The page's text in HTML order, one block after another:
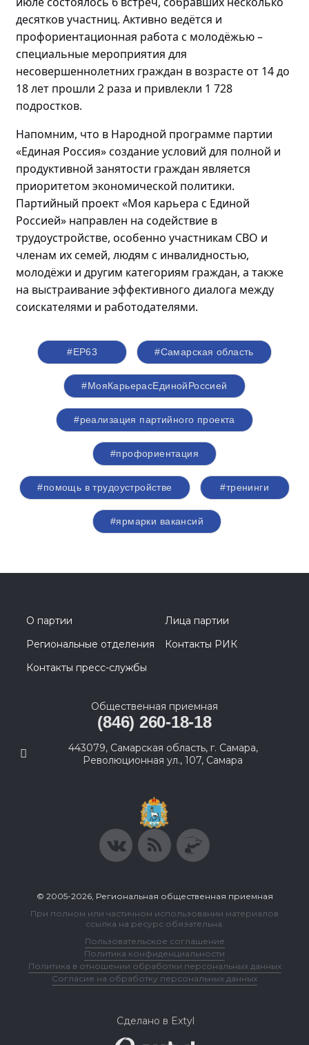
десятков участниц. Активно ведётся и
профориентационная работа с молодёжью–
специальные мероприятия для
несовершеннолетних граждан в возрасте от 14 до
18 лет прошли 2 раза и привлекли 1 728
подростков.
Напомним, что в Народной программе партии
«Единая Россия» создание условий для полной и
продуктивной занятости граждан является
приоритетом экономической политики.
Партийный проект «Моя карьера с Единой
Россией» направлен на содействие в
трудоустройстве, особенно участникам СВО и
членам их семей, людям с инвалидностью,
молодёжи и другим категориям граждан, а также
на выстраивание эффективного диалога между
соискателями и работодателями.
#ЕР63 #Самарская область
#МояКарьерасЕдинойРоссией
#реализация партийного проекта
#профориентация
#помощь в трудоустройстве #тренинги
#ярмарки вакансий
О партии
Лица партии
Региональные отделения
Контакты РИК
Контакты пресс-службы
Общественная приемная
(846) 260-18-18
443079, Самарская область, г. Самара,
Революционная ул., 107, Самара
© 2005-2026, Региональная общественная приемная
При полном или частичном использовании материалов
ссылка на ресурс обязательна.
Пользовательское соглашение
Политика конфиденциальности
Политика в отношении обработки персональных данных
Согласие на обработку персональных данных
Сделано в Extyl